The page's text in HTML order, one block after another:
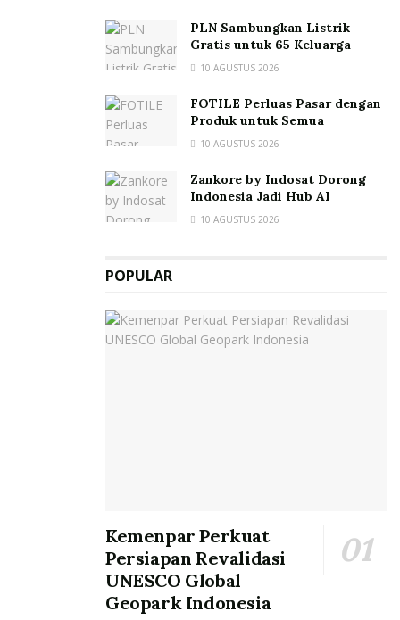
PLN Sambungkan Listrik
Gratis untuk 65 Keluarga
10 AGUSTUS 2026
FOTILE Perluas Pasar dengan
Produk untuk Semua
10 AGUSTUS 2026
Zankore by Indosat Dorong
Indonesia Jadi Hub AI
10 AGUSTUS 2026
POPULAR
Kemenpar Perkuat
Persiapan Revalidasi
UNESCO Global
Geopark Indonesia